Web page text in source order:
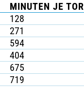
MINUTEN JE TOR
128
271
594
404
675
719